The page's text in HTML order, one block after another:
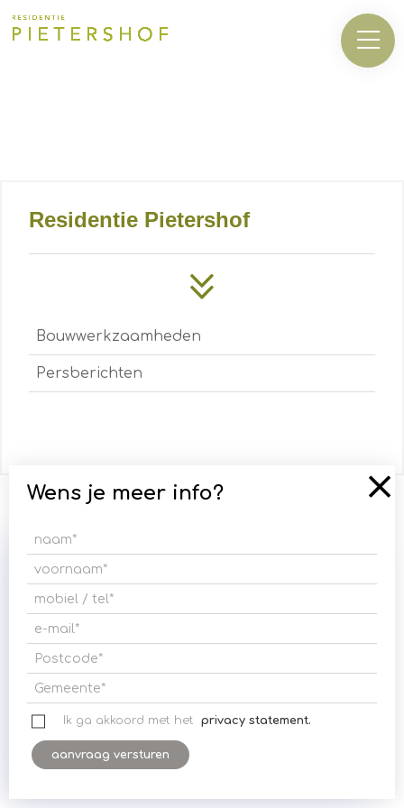
Residentie Pietershof
Bouwwerkzaamheden
Persberichten
Wens je meer info?
Ik ga akkoord met het privacy statement.
verbeteren. Door het verder gebruiken van deze
website, gaat u hier expliciet mee akkoord.
Meer informatie
Ik snap het!